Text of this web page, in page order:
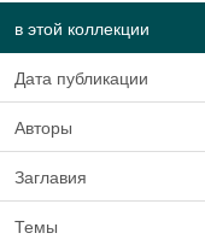
в этой коллекции
Дата публикации
Авторы
Заглавия
Темы